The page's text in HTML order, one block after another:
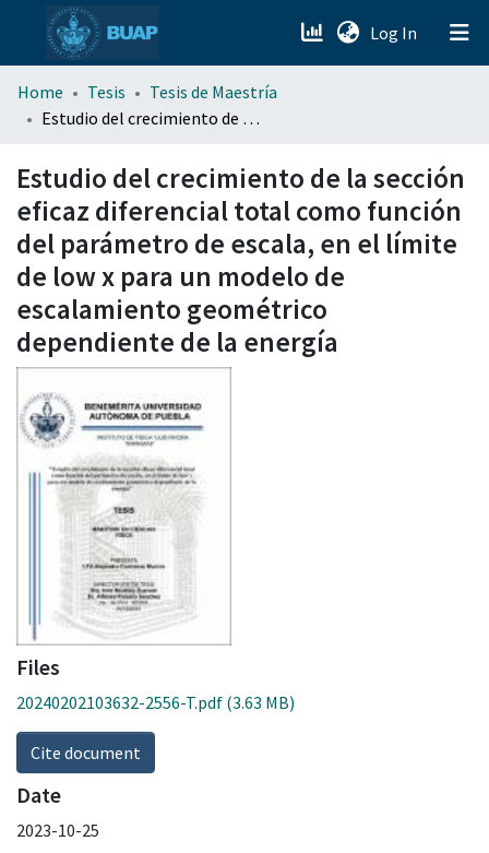
Log In (current)
menu.section.about_menu
Home Tesis
Tesis de Maestría
Estudio del crecimiento de la sección eficaz diferencial total como función del parámetro de escala, en el límite de low x para un modelo de escalamiento geométrico dependiente de la energía
Estudio del crecimiento de la sección
eficaz diferencial total como función
del parámetro de escala, en el límite
de low x para un modelo de
escalamiento geométrico
dependiente de la energía
Files
20240202103632-2556-T.pdf (3.63 MB)
Cite document
Date
2023-10-25